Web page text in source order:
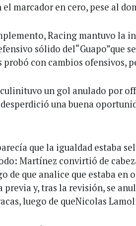
marcador en cero, pese al
Racing mantuvo la
sólido del“Guapo”que
probó con cambios ofensivos,
un gol anulado por
una buena
que la igualdad estaba
Martínez convirtió de
de que analice que estaba en
previa y, tras la revisión, se
luego de queNicolas